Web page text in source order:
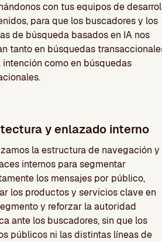
con tus equipos de
para que los buscadores y los
de búsqueda basados en IA nos
tanto en búsquedas
intención como en búsquedas
y enlazado interno
la estructura de navegación y
internos para segmentar
los mensajes por público,
los productos y servicios clave en
y reforzar la autoridad
ante los buscadores, sin que los
públicos ni las distintas líneas de